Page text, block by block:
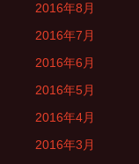
2016年8月
2016年7月
2016年6月
2016年5月
2016年4月
2016年3月